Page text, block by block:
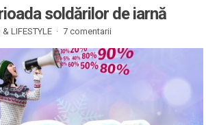
soldărilor de iarnă
& LIFESTYLE · 7 comentarii